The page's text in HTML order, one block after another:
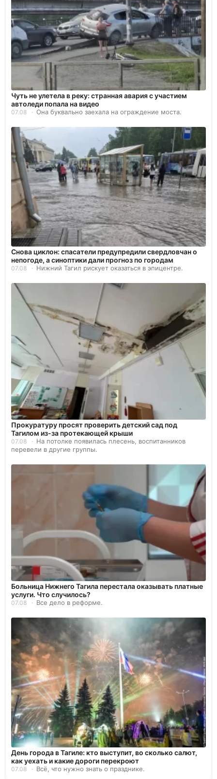
Чуть не улетела в реку: странная авария с участием
автоледи попала на видео
07.08 Она буквально заехала на ограждение моста.
Снова циклон: спасатели предупредили свердловчан о
непогоде, а синоптики дали прогноз по городам
07.08 Нижний Тагил рискует оказаться в эпицентре.
Прокуратуру просят проверить детский сад под
Тагилом из-за протекающей крыши
07.08
На потолке появилась плесень, воспитанников
перевели в другие группы.
Больница Нижнего Тагила перестала оказывать платные
услуги. Что случилось?
07.08 Все дело в реформе.
День города в Тагиле: кто выступит, во сколько салют,
как уехать и какие дороги перекроют
07.08 Всё, что нужно знать о празднике.